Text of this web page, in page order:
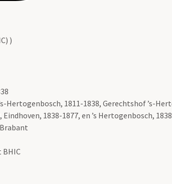
)
Hertogenbosch, 1811-1838, Gerechtshof ’s-
1838-1877, en ’s Hertogenbosch,
BHIC